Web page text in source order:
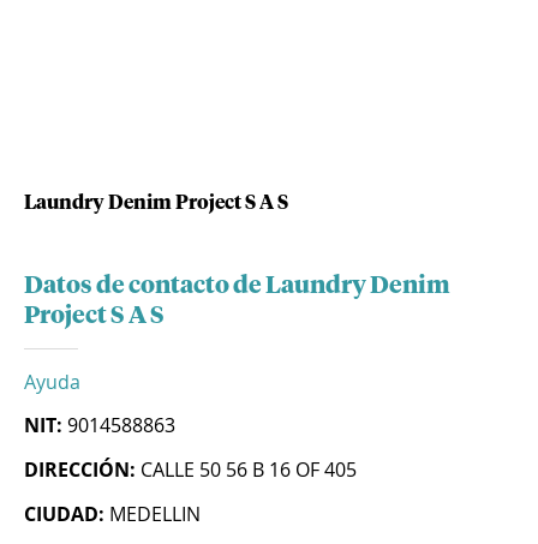
Laundry Denim Project S A S
Datos de contacto de Laundry Denim
Project S A S
Ayuda
NIT: 9014588863
DIRECCIÓN: CALLE 50 56 B 16 OF 405
CIUDAD: MEDELLIN